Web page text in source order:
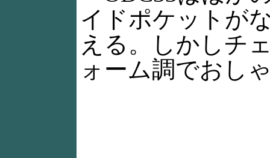
イドポケットが
える。しかしチ
ォーム調でおし